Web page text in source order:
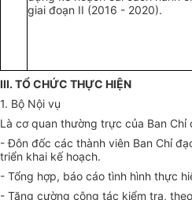
giai đoạn II (2016 - 2020).
III. TỔ CHỨC THỰC HIỆN
1. Bộ Nội vụ
Là cơ quan thường trực của Ban Chỉ
- Đôn đốc các thành viên Ban Chỉ
triển khai kế hoạch.
- Tổng hợp, báo cáo tình hình thực
- Tăng cường công tác kiểm tra,